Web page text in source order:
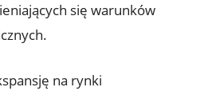
się warunków
na rynki